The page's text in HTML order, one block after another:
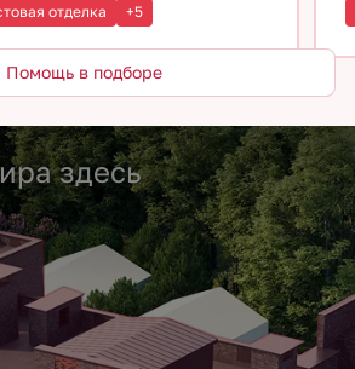
отделка +5
Помощь в подборе
здесь